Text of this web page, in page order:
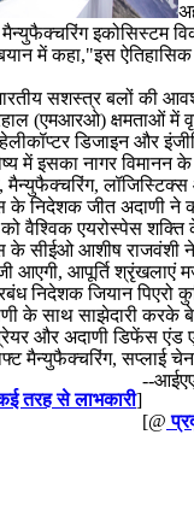
इकोसिस्टम
में कहा,"इस
सशस्त्र बलों की
(एमआरओ) क्षमताओं में
हेलीकॉप्टर डिजाइन और
में इसका नागर विमानन
मैन्युफैक्चरिंग,
निदेशक जीत अदाणी ने
वैश्विक एयरोस्पेस
सीईओ आशीष राजवंशी ने
आपूर्ति श्रृंखलाएं
प्रबंध निदेशक जियान
के साथ साझेदारी करके
और अदाणी डिफेंस एंड
मैन्युफैक्चरिंग, सप्लाई
--
तरह से लाभकारी]
[@